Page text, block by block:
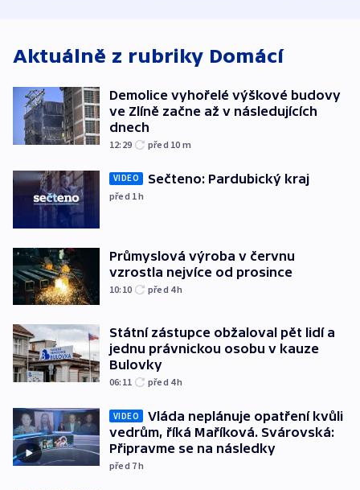
Aktuálně z rubriky Domácí
Demolice vyhořelé výškové budovy
ve Zlíně začne až v následujících
dnech
12:29 před 10 m
VIDEO Sečteno: Pardubický kraj
před 1h
Průmyslová výroba v červnu
vzrostla nejvíce od prosince
10:10 před 4h
Státní zástupce obžaloval pět lidí a
jednu právnickou osobu v kauze
Bulovky
06:11 před 4h
VIDEO
Vláda neplánuje opatření kvůli
vedrům, říká Maříková. Svárovská:
Připravme se na následky
před 7h